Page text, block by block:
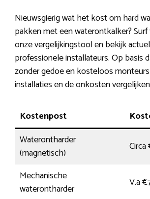
Nieuwsgierig wat het kost om hard
pakken met een waterontkalker? Surf
onze vergelijkingstool en bekijk
professionele installateurs. Op basis
zonder gedoe en kosteloos
installaties en de onkosten
Kostenpost
Waterontharder
(magnetisch)
Mechanische
waterontharder
V.a